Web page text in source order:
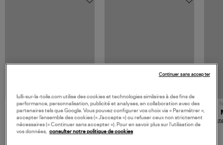
480,00 €
JEROME DREYFUSS
Sac Bobi S Cuir Lamé
Champagne
NOUVELLE COLLECTION
TORAL
Mocassins Killian Sport
Mousse
lulli-sur-la-toile.com utilise des cookies et technologies similaires à des fins de
performance, personnalisation, publicité et analyses, en collaboration avec des
partenaires tels que Google. Vous pouvez configurer vos choix via « Paramétrer »,
accepter l’ensemble des cookies (« J’accepte ») ou refuser ceux non strictement
nécessaires (« Continuer sans accepter »). Pour en savoir plus sur l’utilisation de
vos données, consulter notre politique de cookies
Continuer sans accepter